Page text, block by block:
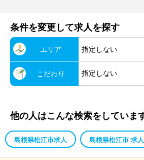
条件を変更して求人を探す
エリア 指定しない
こだわり 指定しない
他の人はこんな検索をしていま
島根県松江市求人 島根県松江市 求人